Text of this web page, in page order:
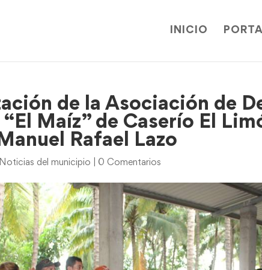
INICIO
de la Asociación de
Maíz” de Caserío El
Rafael Lazo
Noticias del municipio 0 Comentarios